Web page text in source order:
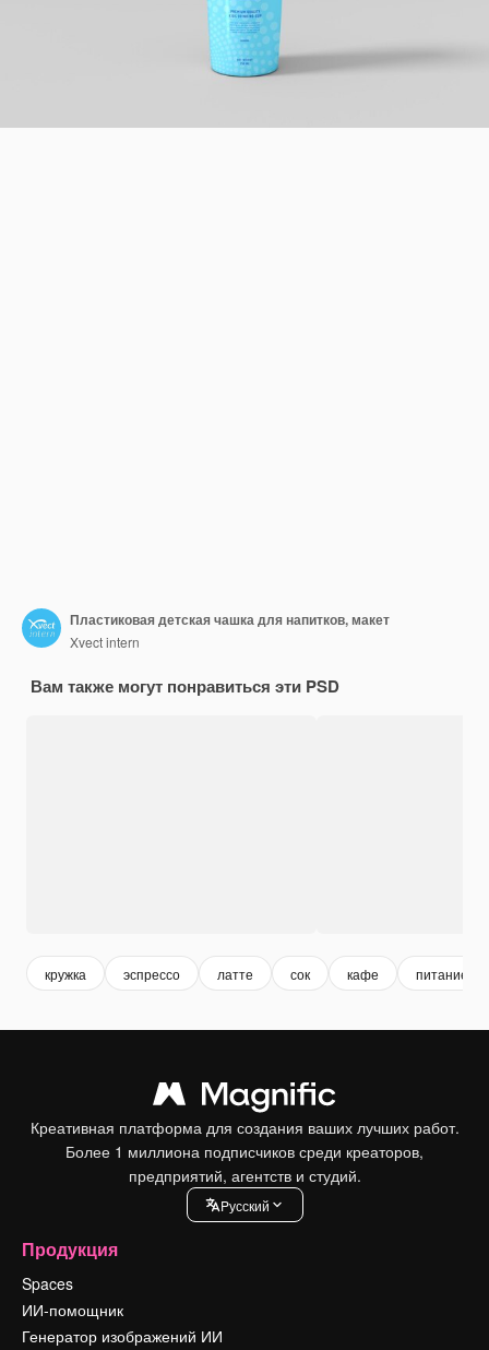
Пластиковая детская чашка для напитков, макет
Xvect intern
Вам также могут понравиться эти PSD
кружка эспрессо латте сок кафе питание
Креативная платформа для создания ваших лучших работ.
Более 1 миллиона подписчиков среди креаторов,
предприятий, агентств и студий.
Pусский
Продукция
Spaces
ИИ-помощник
Генератор изображений ИИ